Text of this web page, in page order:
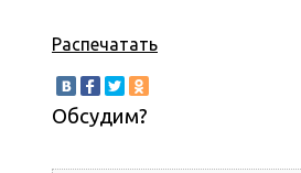
Распечатать
Обсудим?